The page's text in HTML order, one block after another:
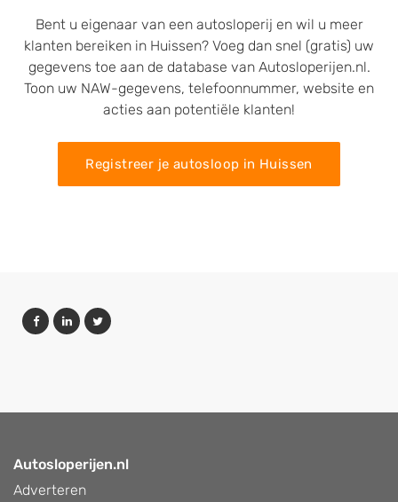
Bent u eigenaar van een autosloperij en wil u meer
klanten bereiken in Huissen? Voeg dan snel (gratis) uw
gegevens toe aan de database van Autosloperijen.nl.
Toon uw NAW-gegevens, telefoonnummer, website en
acties aan potentiële klanten!
Registreer je autosloop in Huissen
Autosloperijen.nl
Adverteren